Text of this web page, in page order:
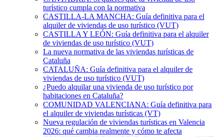
turístico cumpla con la normativa
CASTILLA-LA MANCHA: Guía definitiva para el
alquiler de viviendas de uso turístico (VUT)
CASTILLA Y LEÓN: Guía definitiva para el alquiler
de viviendas de uso turístico (VUT)
La nueva normativa de las viviendas turísticas de
Cataluña
CATALUÑA: Guía definitiva para el alquiler de
viviendas de uso turístico (VUT)
¿Puedo alquilar una vivienda de uso turístico por
habitaciones en Cataluña?
COMUNIDAD VALENCIANA: Guía definitiva para
el alquiler de viviendas turísticas (VT)
Nueva regulación de viviendas turísticas en Valencia
2026: qué cambia realmente y cómo te afecta